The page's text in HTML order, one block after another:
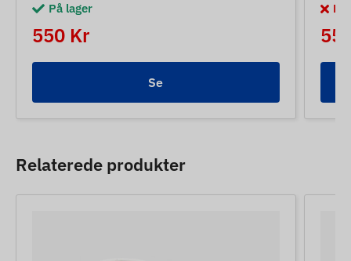
På lager
550 Kr
Se
Relaterede produkter